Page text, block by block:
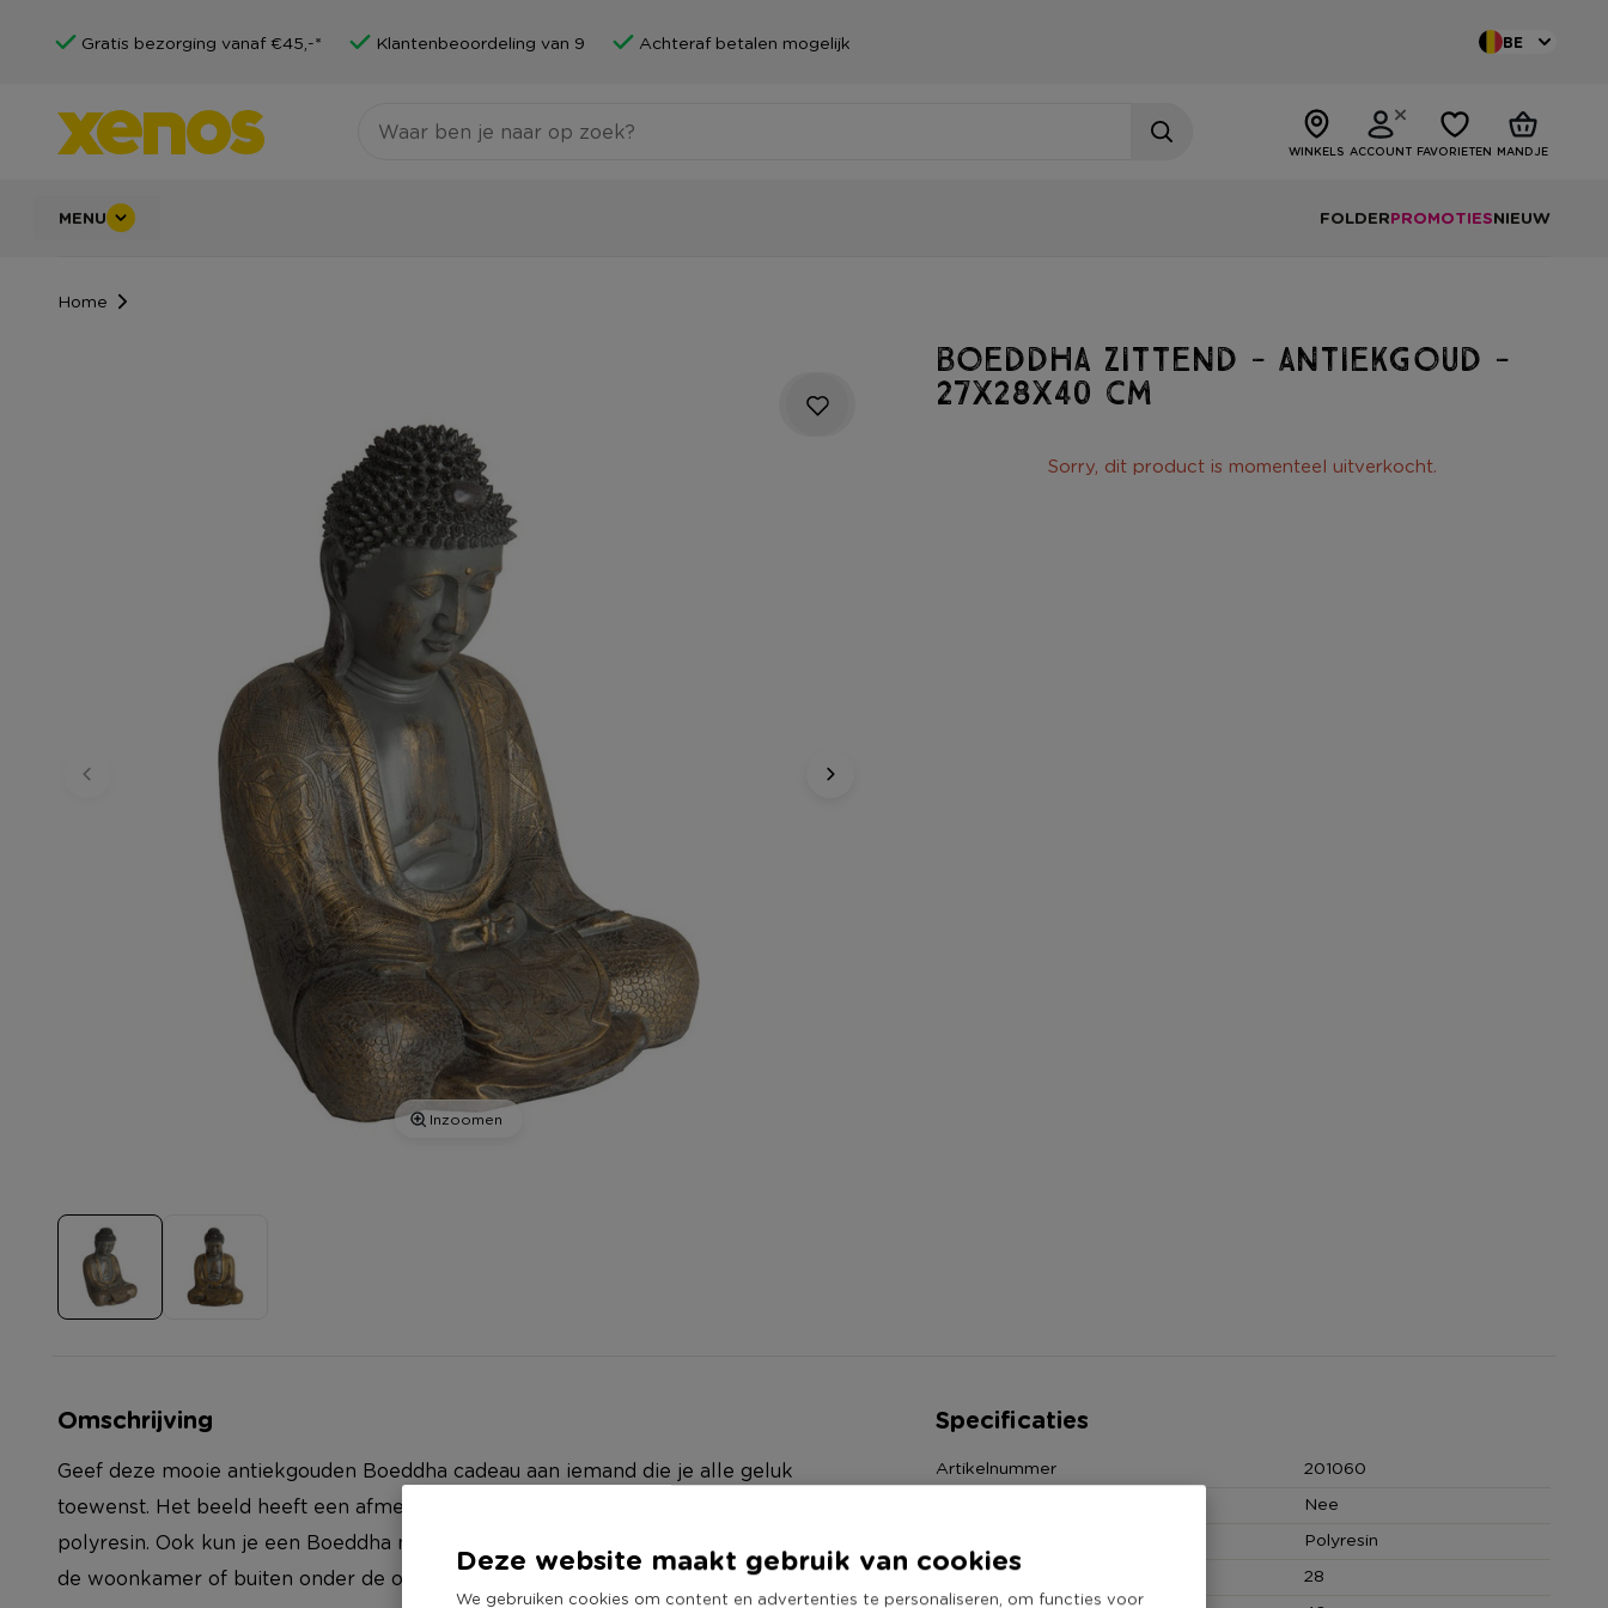
Deze website maakt gebruik van cookies
We gebruiken cookies om content en advertenties te personaliseren, om functies voor
Gratis bezorging vanaf €45,-* Klantenbeoordeling van 9 Achteraf betalen mogelijk BE
WINKELS ACCOUNT FAVORIETEN MANDJE
MENU FOLDERPROMOTIESNIEUW
Home
Inzoomen
Boeddha zittend - antiekgoud -
27x28x40 cm
Sorry, dit product is momenteel uitverkocht.
Omschrijving
Geef deze mooie antiekgouden Boeddha cadeau aan iemand die je alle geluk
toewenst. Het beeld heeft een afmeting van 27x28x40 cm en is gemaakt van
polyresin. Ook kun je een Boeddha natuurlijk gewoon voor jezelf kopen. Leuk om in
de woonkamer of buiten onder de overkapping neer te zetten.
Specificaties
Artikelnummer
201060
Nee
Polyresin
Productbreedte (cm)
28